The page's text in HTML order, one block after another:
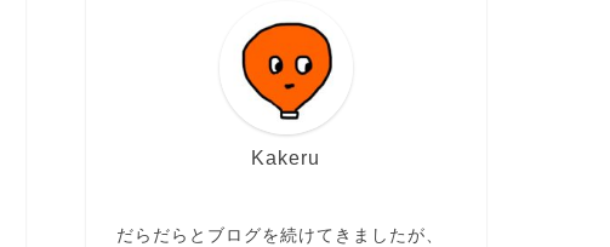
Kakeru
だらだらとブログを続けてきましたが、